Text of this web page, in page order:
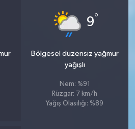
9°
Bölgesel düzensiz yağmur
yağışlı
Nem: %91
Rüzgar: 7 km/h
Yağış Olasılığı: %89